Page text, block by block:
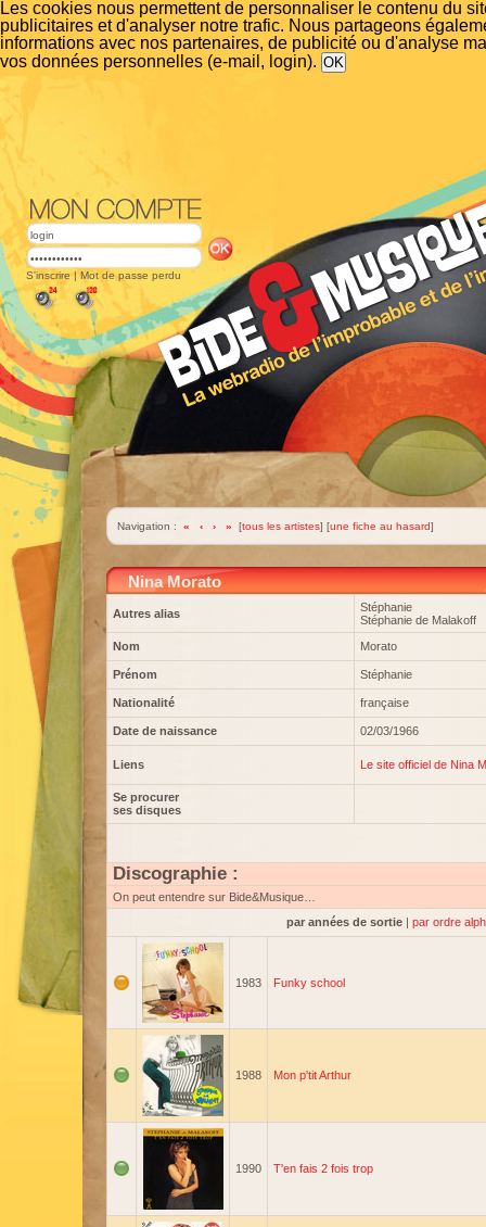
Les cookies nous permettent de personnaliser le contenu du
publicitaires et d'analyser notre trafic. Nous partageons
informations avec nos partenaires, de publicité ou d'analyse
vos données personnelles (e-mail, login).
S'inscrire | Mot de passe perdu
Navigation : « ‹ › » [tous les artistes] [une fiche au hasard]
Nina Morato
Autres alias
Stéphanie
Stéphanie de Malakoff
Nom
Morato
Prénom Stéphanie
Nationalité française
Date de naissance 02/03/1966
Liens Le site officiel de Nina
Se procurer
ses disques
Discographie :
On peut entendre sur Bide&Musique…
par années de sortie | par ordre
1983 Funky school
1988 Mon p'tit Arthur
1990 T'en fais 2 fois trop